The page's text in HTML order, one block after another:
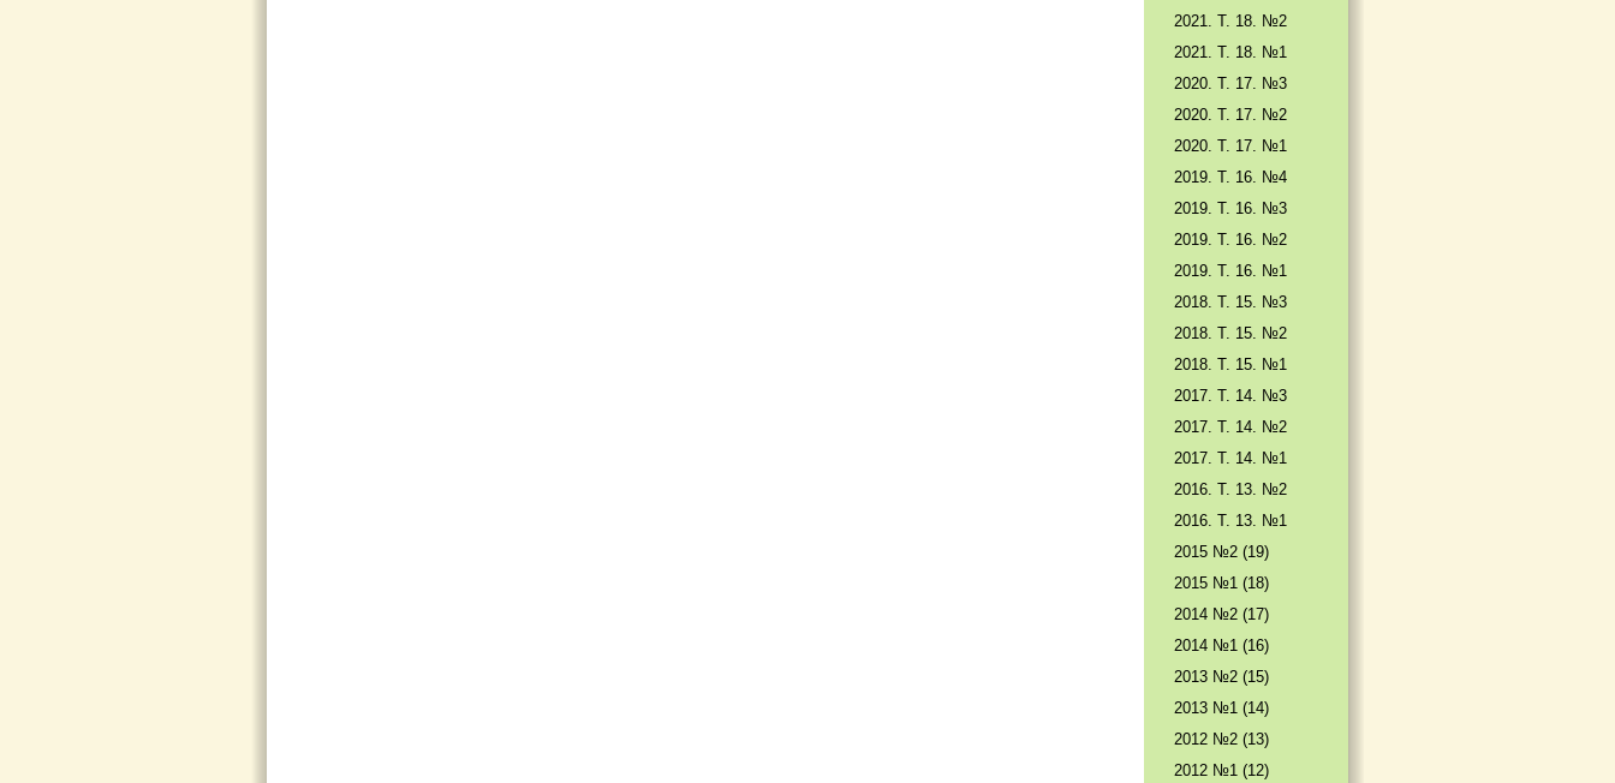
2021. Т. 18. №2
2021. Т. 18. №1
2020. Т. 17. №3
2020. Т. 17. №2
2020. Т. 17. №1
2019. Т. 16. №4
2019. Т. 16. №3
2019. Т. 16. №2
2019. Т. 16. №1
2018. Т. 15. №3
2018. Т. 15. №2
2018. Т. 15. №1
2017. T. 14. №3
2017. T. 14. №2
2017. T. 14. №1
2016. T. 13. №2
2016. T. 13. №1
2015 №2 (19)
2015 №1 (18)
2014 №2 (17)
2014 №1 (16)
2013 №2 (15)
2013 №1 (14)
2012 №2 (13)
2012 №1 (12)